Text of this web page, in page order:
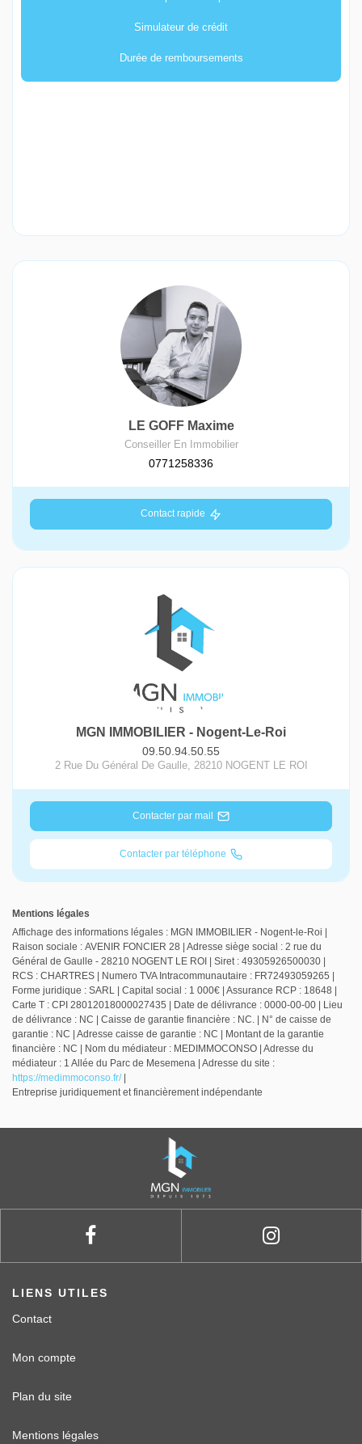
Simulateur de crédit
Durée de remboursements
LE GOFF Maxime
Conseiller En Immobilier
0771258336
Contact rapide
MGN IMMOBILIER - Nogent-Le-Roi
09.50.94.50.55
2 Rue Du Général De Gaulle, 28210 NOGENT LE ROI
Contacter par mail
Contacter par téléphone
Mentions légales
Affichage des informations légales : MGN IMMOBILIER - Nogent-le-Roi |
Raison sociale : AVENIR FONCIER 28 | Adresse siège social : 2 rue du
Général de Gaulle - 28210 NOGENT LE ROI | Siret : 49305926500030 |
RCS : CHARTRES | Numero TVA Intracommunautaire : FR72493059265 |
Forme juridique : SARL | Capital social : 1 000€ | Assurance RCP : 18648 |
Carte T : CPI 28012018000027435 | Date de délivrance : 0000-00-00 | Lieu
de délivrance : NC | Caisse de garantie financière : NC. | N° de caisse de
garantie : NC | Adresse caisse de garantie : NC | Montant de la garantie
financière : NC | Nom du médiateur : MEDIMMOCONSO | Adresse du
médiateur : 1 Allée du Parc de Mesemena | Adresse du site :
https://medimmoconso.fr/|
Entreprise juridiquement et financièrement indépendante
LIENS UTILES
Contact
Mon compte
Plan du site
Mentions légales